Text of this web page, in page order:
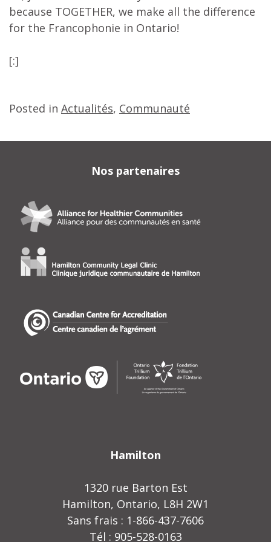
because TOGETHER, we make all the difference
for the Francophonie in Ontario!
[:]
Posted in Actualités, Communauté
Nos partenaires
Hamilton
1320 rue Barton Est
Hamilton, Ontario, L8H 2W1
Sans frais : 1-866-437-7606
Tél : 905-528-0163